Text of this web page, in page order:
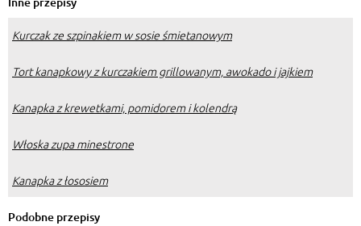
Kurczak ze szpinakiem w sosie śmietanowym
Tort kanapkowy z kurczakiem grillowanym, awokado i jajkiem
Kanapka z krewetkami, pomidorem i kolendrą
Włoska zupa minestrone
Kanapka z łososiem
Podobne przepisy